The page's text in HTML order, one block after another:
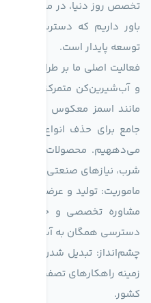
تخصص روز دنیا، در مسیر تأمین
باور داریم که دسترسی به
توسعه پایدار است.
فعالیت اصلی ما بر طراحی و
و آب‌شیرین‌کن متمرکز است. ما
جامع برای حذف انواع
می‌دههیم. محصولات ما برای
شرب، نیازهای صنعتی و
ماموریت: تولید و عرضه محصولاتی
مشاوره تخصصی و خدمات پس
دسترسی همگان به آب پاک و
چشم‌انداز: تبدیل شدن به
زمینه راهکارهای تصفیه آب و
کشور.